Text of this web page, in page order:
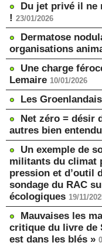
Du jet privé il ne
! 23/01/2026
Dermatose
organisations
Une charge
Lemaire 10/01/2026
Les
Net zéro = désir
autres bien
Un exemple de
militants du climat
pression et d’outil
sondage du RAC
écologiques 19/11/
Mauvaises les
critique du livre de
est dans les blés »